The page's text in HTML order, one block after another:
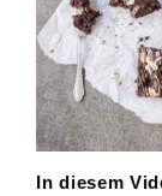
In diesem